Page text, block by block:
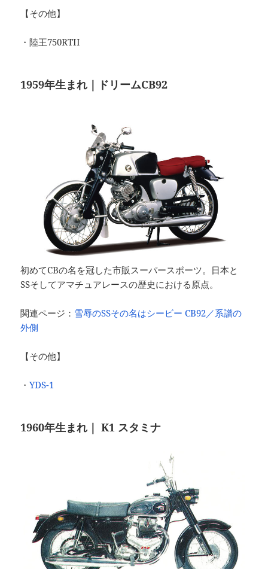
【その他】
・陸王750RTII
1959年生まれ｜ドリームCB92
初めてCBの名を冠した市販スーパースポーツ。日本と
SSそしてアマチュアレースの歴史における原点。
関連ページ： 雪辱のSSその名はシービー CB92／系譜の
外側
【その他】
・YDS-1
1960年生まれ｜ K1 スタミナ